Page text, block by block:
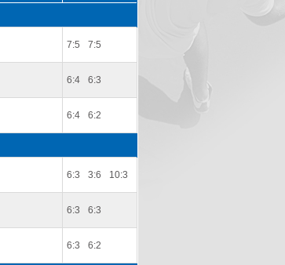
7:5 7:5
6:4 6:3
6:4 6:2
6:3 3:6 10:3
6:3 6:3
6:3 6:2